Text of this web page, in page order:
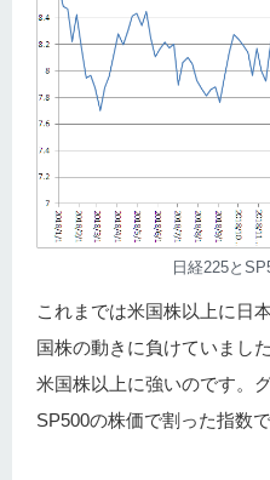
日経225と
これまでは米国株以上に日
国株の動きに負けていまし
米国株以上に強いのです。
SP500の株価で割った指数で